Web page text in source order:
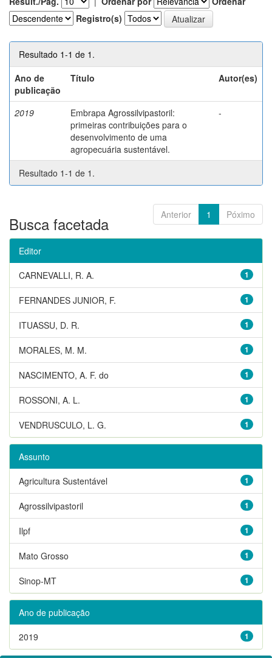
Registro(s)
Resultado 1-1 de 1.
Ano de
publicação
Título Autor(es)
2019
Embrapa Agrossilvipastoril:
primeiras contribuições para o
desenvolvimento de uma
agropecuária sustentável.
-
Resultado 1-1 de 1.
Anterior 1 Póximo
Busca facetada
Editor
1
CARNEVALLI, R. A.
1
FERNANDES JUNIOR, F.
1
ITUASSU, D. R.
1
MORALES, M. M.
1
NASCIMENTO, A. F. do
1
ROSSONI, A. L.
1
VENDRUSCULO, L. G.
Assunto
1
Agricultura Sustentável
1
Agrossilvipastoril
1
Ilpf
1
Mato Grosso
1
Sinop-MT
Ano de publicação
1
2019